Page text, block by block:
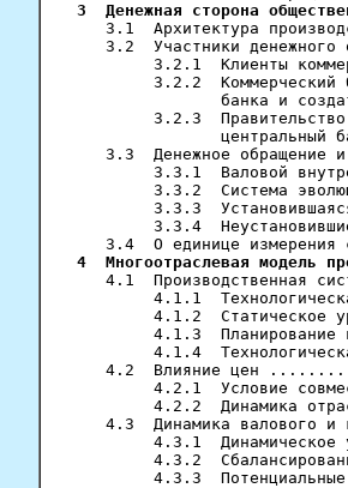
3  Денежная сторона
3.1  Архитектура
3.2  Участники денежного
3.2.1  Клиенты
3.2.2  Коммерческий
банка и
3.2.3
центральный
3.3  Денежное обращение
3.3.1  Валовой
3.3.2  Система
3.3.3
3.3.4
4  Многоотраслевая модель
4.1  Производственная
4.1.1
4.1.2  Статическое
4.1.3  Планирование
4.1.4
4.2  Влияние цен
4.2.1  Условие
4.2.2  Динамика
4.3  Динамика валового и
4.3.1  Динамическое
4.3.2
4.3.3